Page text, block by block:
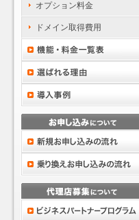
オプション料金
ドメイン取得費用